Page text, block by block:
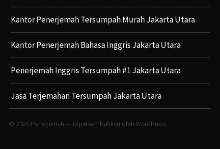
Kantor Penerjemah Tersumpah Murah Jakarta Utara
Kantor Penerjemah Bahasa Inggris Jakarta Utara
Penerjemah Inggris Tersumpah #1 Jakarta Utara
Jasa Terjemahan Tersumpah Jakarta Utara
© 2026 Penerjemah — Dipersembahkan oleh WordPress